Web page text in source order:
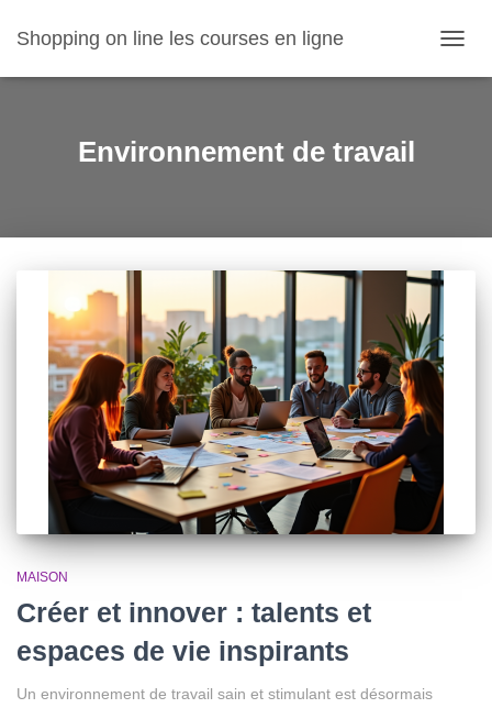
Shopping on line les courses en ligne
LA
Environnement de travail
MAISON
Créer et innover : talents et
espaces de vie inspirants
Un environnement de travail sain et stimulant est désormais